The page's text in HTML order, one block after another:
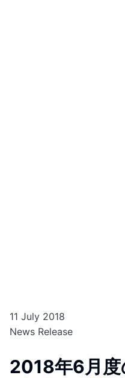
11 July 2018
News Release
2018年6月度